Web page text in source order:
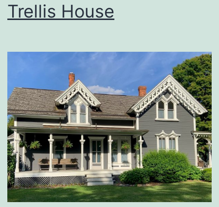
Trellis House